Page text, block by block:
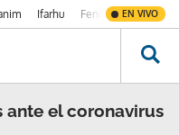
Ifarhu Fenómeno de El
EN VIVO
ante el coronavirus